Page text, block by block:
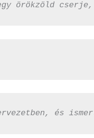
örökzöld
és